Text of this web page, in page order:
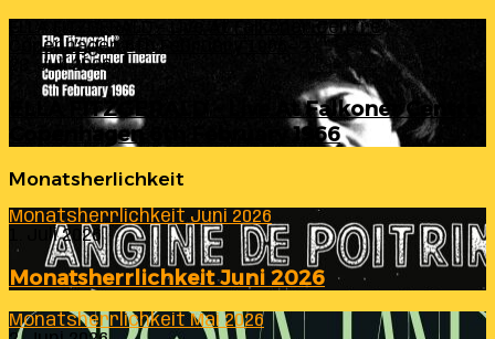
ELLA FITZGERALD – Live At Falkoner Centre
Copenhagen 6th February 1966
23. Juli 2026
ELLA FITZGERALD – Live At Falkoner Centre
Copenhagen 6th February 1966
Monatsherlichkeit
Monatsherrlichkeit Juni 2026
1. Juli 2026
Monatsherrlichkeit Juni 2026
Monatsherrlichkeit Mai 2026